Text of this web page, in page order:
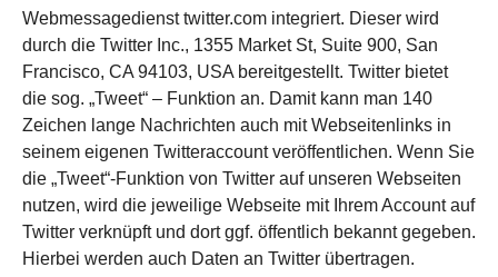
Webmessagedienst twitter.com integriert. Dieser wird
durch die Twitter Inc., 1355 Market St, Suite 900, San
Francisco, CA 94103, USA bereitgestellt. Twitter bietet
die sog. „Tweet“ – Funktion an. Damit kann man 140
Zeichen lange Nachrichten auch mit Webseitenlinks in
seinem eigenen Twitteraccount veröffentlichen. Wenn Sie
die „Tweet“-Funktion von Twitter auf unseren Webseiten
nutzen, wird die jeweilige Webseite mit Ihrem Account auf
Twitter verknüpft und dort ggf. öffentlich bekannt gegeben.
Hierbei werden auch Daten an Twitter übertragen.